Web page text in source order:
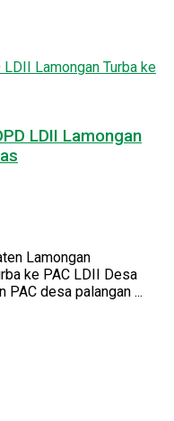
LDII Lamongan
Lamongan
ke PAC LDII Desa
PAC desa palangan ...